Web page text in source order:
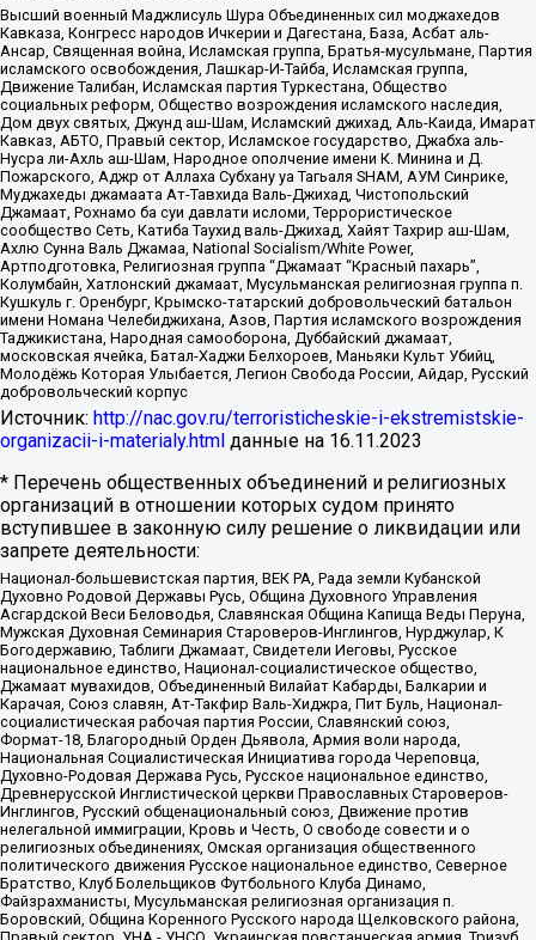
Высший военный Маджлисуль Шура Объединенных сил моджахедов
Кавказа, Конгресс народов Ичкерии и Дагестана, База, Асбат аль-
Ансар, Священная война, Исламская группа, Братья-мусульмане, Партия
исламского освобождения, Лашкар-И-Тайба, Исламская группа,
Движение Талибан, Исламская партия Туркестана, Общество
социальных реформ, Общество возрождения исламского наследия,
Дом двух святых, Джунд аш-Шам, Исламский джихад, Аль-Каида, Имарат
Кавказ, АБТО, Правый сектор, Исламское государство, Джабха аль-
Нусра ли-Ахль аш-Шам, Народное ополчение имени К. Минина и Д.
Пожарского, Аджр от Аллаха Субхану уа Тагьаля SHAM, АУМ Синрике,
Муджахеды джамаата Ат-Тавхида Валь-Джихад, Чистопольский
Джамаат, Рохнамо ба суи давлати исломи, Террористическое
сообщество Сеть, Катиба Таухид валь-Джихад, Хайят Тахрир аш-Шам,
Ахлю Сунна Валь Джамаа, National Socialism/White Power,
Артподготовка, Религиозная группа “Джамаат “Красный пахарь”,
Колумбайн, Хатлонский джамаат, Мусульманская религиозная группа п.
Кушкуль г. Оренбург, Крымско-татарский добровольческий батальон
имени Номана Челебиджихана, Азов, Партия исламского возрождения
Таджикистана, Народная самооборона, Дуббайский джамаат,
московская ячейка, Батал-Хаджи Белхороев, Маньяки Культ Убийц,
Молодёжь Которая Улыбается, Легион Свобода России, Айдар, Русский
добровольческий корпус
Источник: http://nac.gov.ru/terroristicheskie-i-ekstremistskie-
organizacii-i-materialy.html данные на 16.11.2023
* Перечень общественных объединений и религиозных
организаций в отношении которых судом принято
вступившее в законную силу решение о ликвидации или
запрете деятельности:
Национал-большевистская партия, ВЕК РА, Рада земли Кубанской
Духовно Родовой Державы Русь, Община Духовного Управления
Асгардской Веси Беловодья, Славянская Община Капища Веды Перуна,
Мужская Духовная Семинария Староверов-Инглингов, Нурджулар, К
Богодержавию, Таблиги Джамаат, Свидетели Иеговы, Русское
национальное единство, Национал-социалистическое общество,
Джамаат мувахидов, Объединенный Вилайат Кабарды, Балкарии и
Карачая, Союз славян, Ат-Такфир Валь-Хиджра, Пит Буль, Национал-
социалистическая рабочая партия России, Славянский союз,
Формат-18, Благородный Орден Дьявола, Армия воли народа,
Национальная Социалистическая Инициатива города Череповца,
Духовно-Родовая Держава Русь, Русское национальное единство,
Древнерусской Инглистической церкви Православных Староверов-
Инглингов, Русский общенациональный союз, Движение против
нелегальной иммиграции, Кровь и Честь, О свободе совести и о
религиозных объединениях, Омская организация общественного
политического движения Русское национальное единство, Северное
Братство, Клуб Болельщиков Футбольного Клуба Динамо,
Файзрахманисты, Мусульманская религиозная организация п.
Боровский, Община Коренного Русского народа Щелковского района,